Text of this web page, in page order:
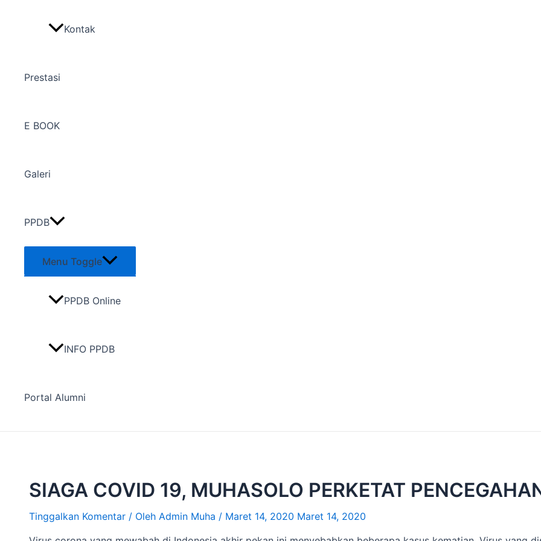
Kontak
Prestasi
E BOOK
Galeri
PPDB
Menu Toggle
PPDB Online
INFO PPDB
Portal Alumni
SIAGA COVID 19, MUHASOLO PERKETAT
Tinggalkan Komentar / Oleh Admin Muha / Maret 14, 2020 Maret 14, 2020